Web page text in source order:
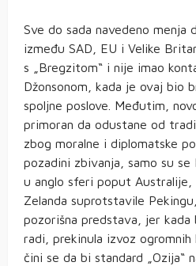
Sve do sada navedeno
između SAD, EU i Velike
s „Bregzitom“ i nije imao
Džonsonom, kada je ovaj bio
spoljne poslove. Međutim,
primoran da odustane od
zbog moralne i diplomatske
pozadini zbivanja, samo su
u anglo sferi poput Australije,
Zelanda suprotstavile
pozorišna predstava, jer
radi, prekinula izvoz ogromnih
čini se da bi standard „Ozija“